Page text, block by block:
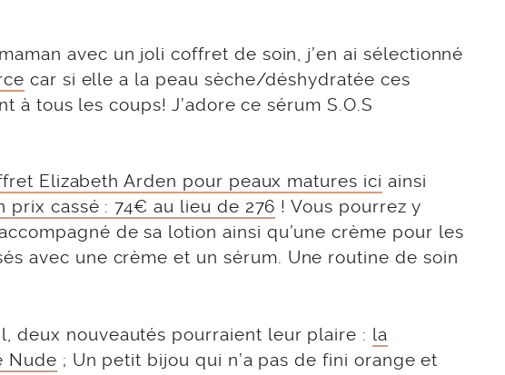
avec un joli coffret de soin, j’en ai sélectionné
car si elle a la peau sèche/déshydratée ces
tous les coups! J’adore ce sérum S.O.S
Elizabeth Arden pour peaux matures ici ainsi
prix cassé : 74€ au lieu de 276 ! Vous pourrez y
de sa lotion ainsi qu’une crème pour les
avec une crème et un sérum. Une routine de soin
deux nouveautés pourraient leur plaire : la
Nude ; Un petit bijou qui n’a pas de fini orange et